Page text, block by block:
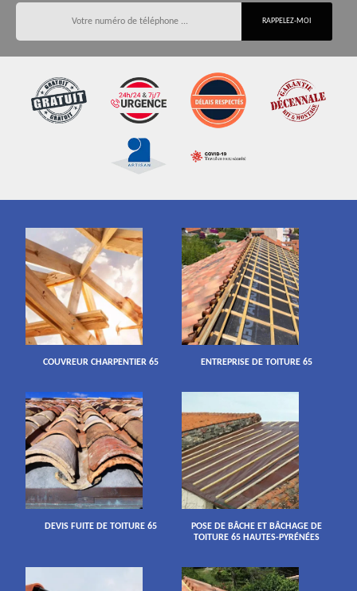
COUVREUR CHARPENTIER 65 ENTREPRISE DE TOITURE 65
DEVIS FUITE DE TOITURE 65
POSE DE BÂCHE ET BÂCHAGE DE
TOITURE 65 HAUTES-PYRÉNÉES